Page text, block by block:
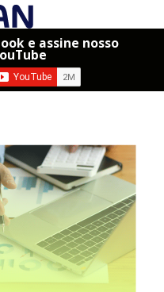
e assine nosso